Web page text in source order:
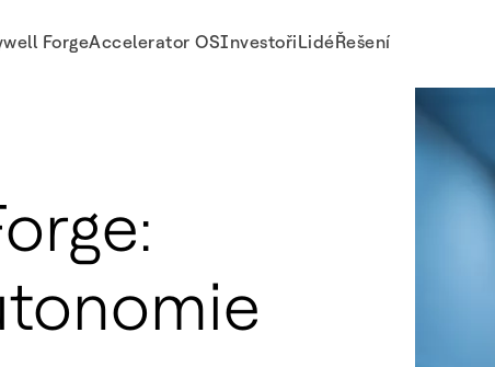
ForgeAccelerator OSInvestořiLidéŘešení